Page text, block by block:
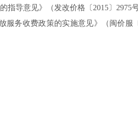
指导意见》（发改价格〔 2015〕2975
服务收费政策的实施意见》（闽价服